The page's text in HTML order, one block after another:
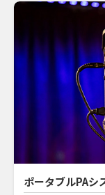
ポータブルPAシ